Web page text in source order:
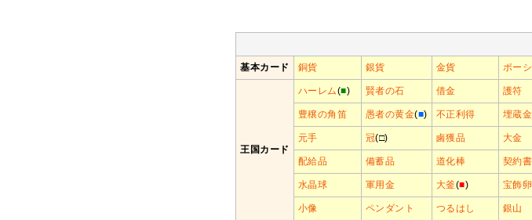
基本カード 銅貨 銀貨 金貨 ポー
王国カード
ハーレム(■) 賢者の石 借金 護符
豊穣の角笛 愚者の黄金(■) 不正利得 埋蔵金
元手 冠(□) 鹵獲品 大金
配給品 備蓄品 道化棒 契約書
水晶球 軍用金 大釜(■) 宝飾卵
小像 ペンダント つるはし 銀山